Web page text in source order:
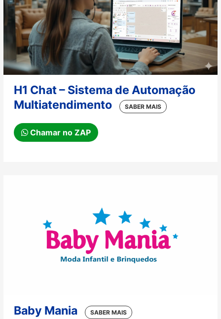
H1 Chat – Sistema de Automação
Multiatendimento
Chamar no ZAP
Baby Mania